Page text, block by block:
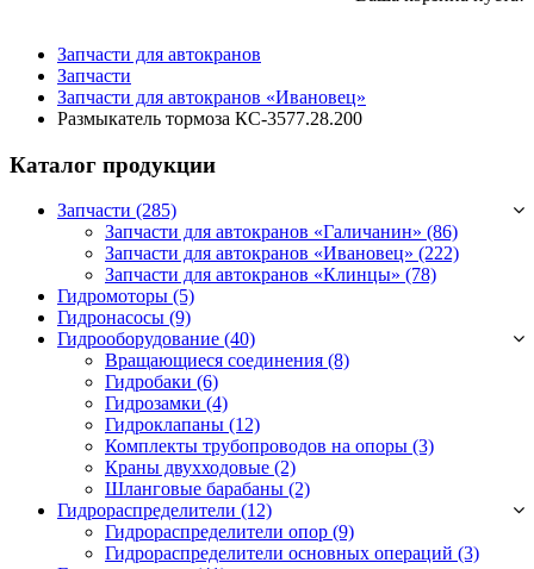
Запчасти для автокранов
Запчасти
Запчасти для автокранов «Ивановец»
Размыкатель тормоза КС-3577.28.200
Каталог продукции
Запчасти (285)
Запчасти для автокранов «Галичанин» (86)
Запчасти для автокранов «Ивановец» (222)
Запчасти для автокранов «Клинцы» (78)
Гидромоторы (5)
Гидронасосы (9)
Гидрооборудование (40)
Вращающиеся соединения (8)
Гидробаки (6)
Гидрозамки (4)
Гидроклапаны (12)
Комплекты трубопроводов на опоры (3)
Краны двухходовые (2)
Шланговые барабаны (2)
Гидрораспределители (12)
Гидрораспределители опор (9)
Гидрораспределители основных операций (3)